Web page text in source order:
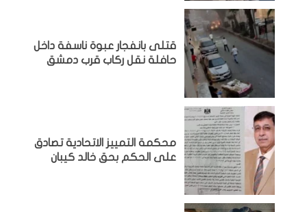
قتلى بانفجار عبوة ناسفة داخل
حافلة نقل ركاب قرب دمشق
محكمة التمييز الاتحادية تصادق
على الحكم بحق خالد كيبان